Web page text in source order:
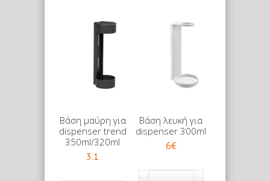
Βάση μαύρη για
dispenser trend
350ml/320ml
3.1
Βάση λευκή για
dispenser 300ml
6€